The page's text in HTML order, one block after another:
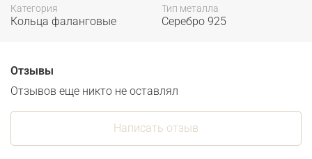
Категория
Кольца фаланговые
Тип металла
Серебро 925
Отзывы
Отзывов еще никто не оставлял
Написать отзыв